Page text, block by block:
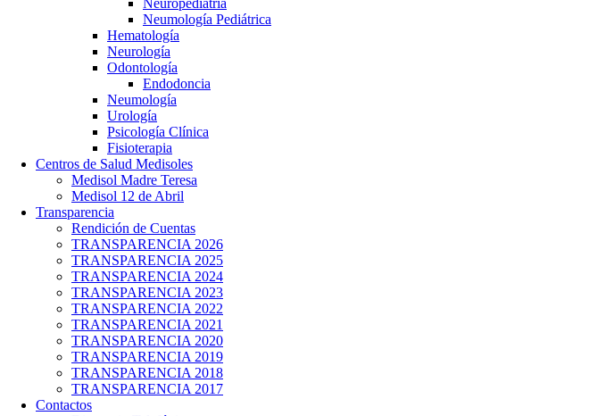
Neuropediatría
Neumología Pediátrica
Hematología
Neurología
Odontología
Endodoncia
Neumología
Urología
Psicología Clínica
Fisioterapia
Centros de Salud Medisoles
Medisol Madre Teresa
Medisol 12 de Abril
Transparencia
Rendición de Cuentas
TRANSPARENCIA 2026
TRANSPARENCIA 2025
TRANSPARENCIA 2024
TRANSPARENCIA 2023
TRANSPARENCIA 2022
TRANSPARENCIA 2021
TRANSPARENCIA 2020
TRANSPARENCIA 2019
TRANSPARENCIA 2018
TRANSPARENCIA 2017
Contactos